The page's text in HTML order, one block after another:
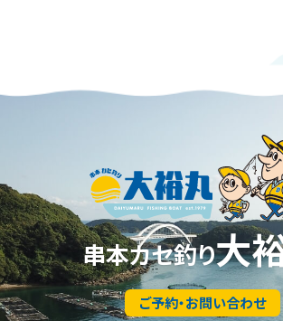
串本カセ釣り大
ご予約・お問い合わせ